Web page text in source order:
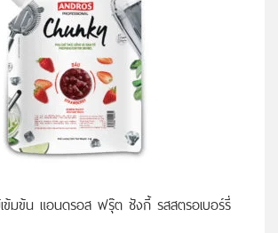
ข้มข้น แอนดรอส ฟรุ๊ต ชังกี้ รสสตรอเบอร์รี่